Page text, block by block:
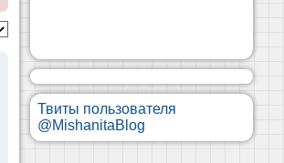
Твиты пользователя
@MishanitaBlog